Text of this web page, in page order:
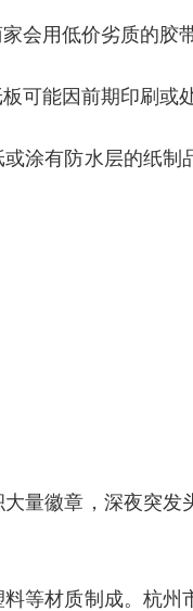
会用低价劣质的胶
可能因前期印刷
涂有防水层的纸
量徽章，深夜突
等材质制成。杭